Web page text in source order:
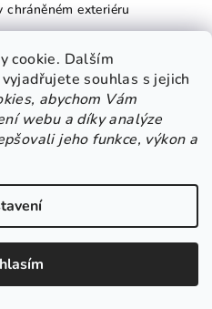
cookie. Dalším
souhlas s jejich
abychom Vám
webu a díky analýze
jeho funkce, výkon a
chráněném exteriéru
textilie, světelný LED řetěz
každý domov
topozvání ke ztišení, zamyšlení
hluboce dojemná.